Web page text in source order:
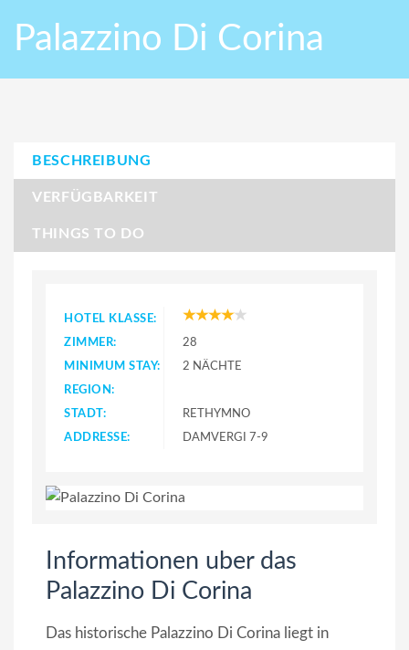
Palazzino Di Corina
BESCHREIBUNG
VERFÜGBARKEIT
THINGS TO DO
HOTEL KLASSE:
ZIMMER:
28
MINIMUM STAY:
2 NÄCHTE
REGION:
STADT:
RETHYMNO
ADDRESSE:
DAMVERGI 7-9
Informationen uber das
Palazzino Di Corina
Das historische Palazzino Di Corina liegt in